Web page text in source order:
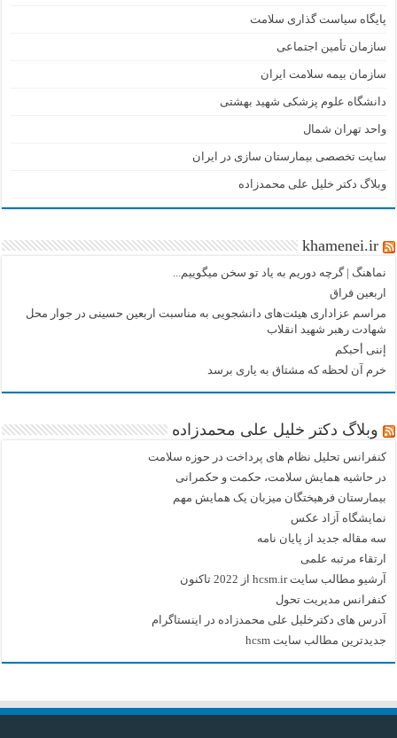
پایگاه سیاست گذاری سلامت
سازمان تأمین اجتماعی
سازمان بیمه سلامت ایران
دانشگاه علوم پزشکی شهید بهشتی
واحد تهران شمال
سایت تخصصی بیمارستان سازی در ایران
وبلاگ دکتر خلیل علی محمدزاده
khamenei.ir
نماهنگ |‌ گرچه دوریم به یاد تو سخن میگوییم...
اربعین فراق
مراسم عزاداری هیئت‌های دانشجویی به مناسبت اربعین حسینی در جوار محل
شهادت رهبر شهید انقلاب
إننی أحبکم
خرم آن لحظه که مشتاق به یاری برسد
وبلاگ دکتر خلیل علی محمدزاده
کنفرانس تحلیل نظام های پرداخت در حوزه سلامت
در حاشیه همایش سلامت، حکمت و حکمرانی
بیمارستان فرهیختگان میزبان یک همایش مهم
نمایشگاه آزاد عکس
سه مقاله جدید از پایان نامه
ارتقاء مرتبه علمی
آرشیو مطالب سایت hcsm.ir از 2022 تاکنون
کنفرانس مدیریت تحول
آدرس های دکترخلیل علی محمدزاده در اینستاگرام
جدیدترین مطالب سایت hcsm